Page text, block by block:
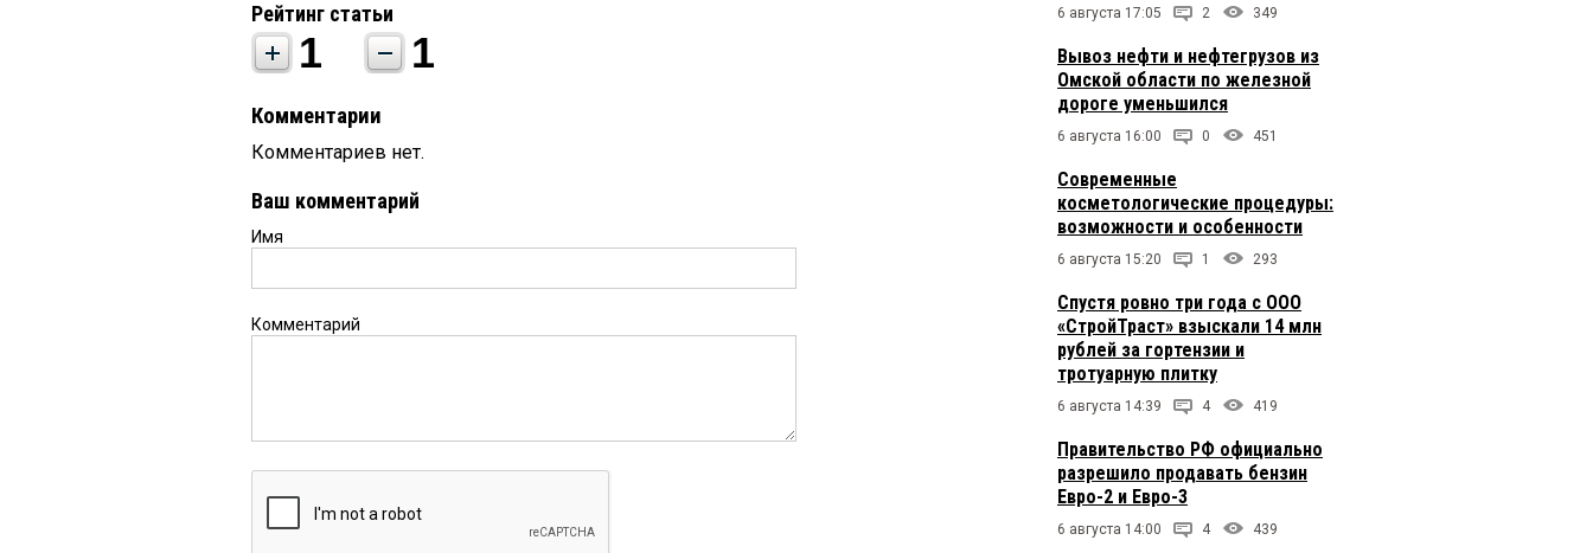
Рейтинг статьи
1 1
Комментарии
Комментариев нет.
Ваш комментарий
Имя
Комментарий
6 августа 17:05 2 349
Вывоз нефти и нефтегрузов из
Омской области по железной
дороге уменьшился
6 августа 16:00 0 451
Современные
косметологические процедуры:
возможности и особенности
6 августа 15:20 1 293
Спустя ровно три года с ООО
«СтройТраст» взыскали 14 млн
рублей за гортензии и
тротуарную плитку
6 августа 14:39 4 419
Правительство РФ официально
разрешило продавать бензин
Евро-2 и Евро-3
6 августа 14:00 4 439